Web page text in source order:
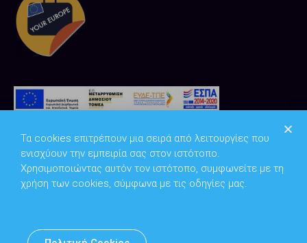
Copyright © 2026Υπουργείο Ψηφιακής Διακυβέρνησης
Τα cookies επιτρέπουν μια σειρά από λειτουργίες που
ενισχύουν την εμπειρία σας στον ιστότοπο.
Χρησιμοποιώντας αυτόν τον ιστότοπο, συμφωνείτε με τη
χρήση των cookies, σύμφωνα με τις οδηγίες μας.